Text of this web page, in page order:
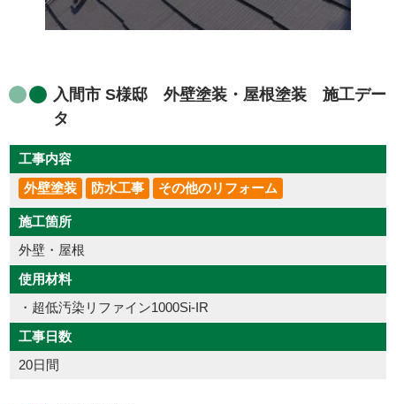
入間市 S様邸 外壁塗装・屋根塗装 施工デー
タ
工事内容
外壁塗装
防水工事 その他のリフォーム
施工箇所
外壁・屋根
使用材料
・超低汚染リファイン1000Si-IR
工事日数
20日間